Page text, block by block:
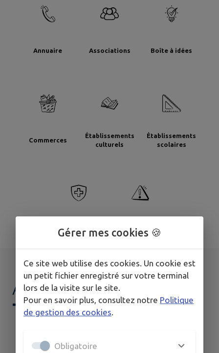
Annuaire Associations Boîte à idées
Commerces
Établissements
culturels
Établissements
scolaires
Santé Signaler
AGENDA DEMON
TERRITOIRE
Gérer mes cookies 🍪
Ce site web utilise des cookies. Un cookie est
un petit fichier enregistré sur votre terminal
lors de la visite sur le site.
Pour en savoir plus, consultez notre Politique
de gestion des cookies.
Obligatoire